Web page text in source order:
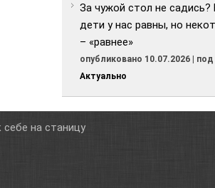
За чужой стол не садись?
дети у нас равны, но
– «равнее»
опубликовано 10.07.2026 | под
Актуально
на станицу